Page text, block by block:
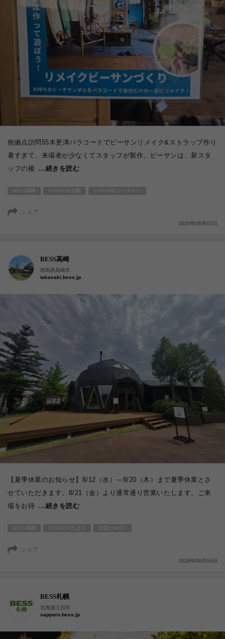
他拠点訪問55木更津パラコードでビーサンリメイク&ストラップ作り
暑すぎて、来場者が少なくてスタッフが製作。ビーサンは、新スタ
ッフの榎
...続きを読む
シェア
2026年08月02日
BESS高崎
群馬県高崎市
takasaki.bess.jp
【夏季休業のお知らせ】8/12（水）～8/20（木）まで夏季休業とさ
せていただきます。8/21（金）より通常通り営業いたします。ご来
場をお待 ...続きを読む
シェア
2026年08月04日
BESS札幌
北海道江別市
sapporo.bess.jp